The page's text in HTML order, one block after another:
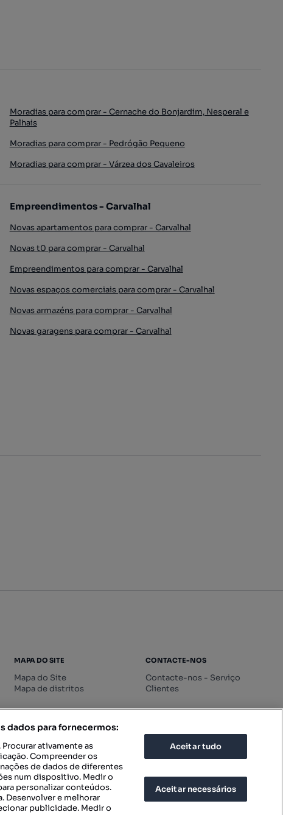
Moradias para comprar - Cernache do Bonjardim, Nesperal e
Palhais
Moradias para comprar - Pedrógão Pequeno
Moradias para comprar - Várzea dos Cavaleiros
Empreendimentos - Carvalhal
Novas apartamentos para comprar - Carvalhal
Novas t0 para comprar - Carvalhal
Empreendimentos para comprar - Carvalhal
Novas espaços comerciais para comprar - Carvalhal
Novas armazéns para comprar - Carvalhal
Novas garagens para comprar - Carvalhal
MAPA DO SITE
Mapa do Site
Mapa de distritos
CONTACTE-NOS
Contacte-nos - Serviço
Clientes
dados para fornecermos:
ativamente as
Compreender os
de dados de diferentes
num dispositivo. Medir o
personalizar conteúdos.
Desenvolver e melhorar
publicidade. Medir o
Aceitar tudo
Aceitar necessários